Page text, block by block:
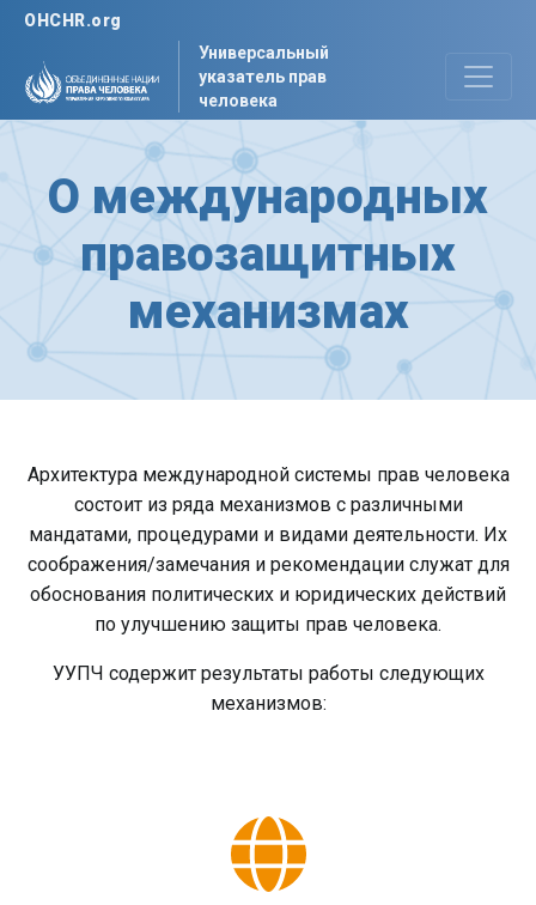
OHCHR.org
Универсальный
указатель прав
человека
О международных
правозащитных
механизмах
Архитектура международной системы прав человека
состоит из ряда механизмов с различными
мандатами, процедурами и видами деятельности. Их
соображения/замечания и рекомендации служат для
обоснования политических и юридических действий
по улучшению защиты прав человека.
УУПЧ содержит результаты работы следующих
механизмов: